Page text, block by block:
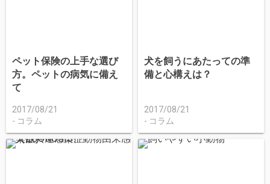
ペット保険の上手な選び
方。ペットの病気に備え
て
2017/08/21
コラム
犬を飼うにあたっての準
備と心構えは？
2017/08/21
コラム